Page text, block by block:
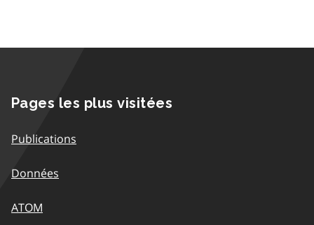
Pages les plus visitées
Publications
Données
ATOM